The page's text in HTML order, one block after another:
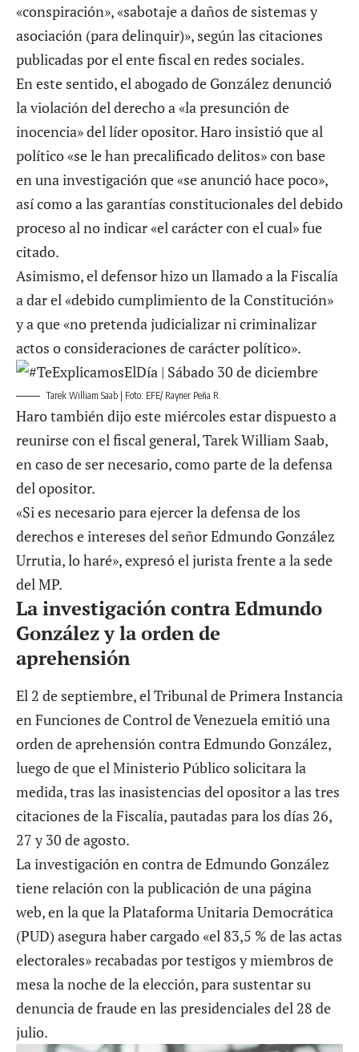
«conspiración», «sabotaje a daños de sistemas y
asociación (para delinquir)», según las citaciones
publicadas por el ente fiscal en redes sociales.
En este sentido, el abogado de González denunció
la violación del derecho a «la presunción de
inocencia» del líder opositor. Haro insistió que al
político «se le han precalificado delitos» con base
en una investigación que «se anunció hace poco»,
así como a las garantías constitucionales del debido
proceso al no indicar «el carácter con el cual» fue
citado.
Asimismo, el defensor hizo un llamado a la Fiscalía
a dar el «debido cumplimiento de la Constitución»
y a que «no pretenda judicializar ni criminalizar
actos o consideraciones de carácter político».
Tarek William Saab | Foto: EFE/ Rayner Peña R.
Haro también dijo este miércoles estar dispuesto a
reunirse con el fiscal general, Tarek William Saab,
en caso de ser necesario, como parte de la defensa
del opositor.
«Si es necesario para ejercer la defensa de los
derechos e intereses del señor Edmundo González
Urrutia, lo haré», expresó el jurista frente a la sede
del MP.
La investigación contra Edmundo
González y la orden de
aprehensión
El 2 de septiembre, el Tribunal de Primera Instancia
en Funciones de Control de Venezuela emitió una
orden de aprehensión contra Edmundo González,
luego de que el Ministerio Público solicitara la
medida, tras las inasistencias del opositor a las tres
citaciones de la Fiscalía, pautadas para los días 26,
27 y 30 de agosto.
La investigación en contra de Edmundo González
tiene relación con la publicación de unapágina
web, en la que la Plataforma Unitaria Democrática
(PUD) asegura haber cargado «el 83,5 % de las actas
electorales» recabadas por testigos y miembros de
mesa la noche de la elección, para sustentar su
denuncia de fraude en las presidenciales del 28 de
julio.